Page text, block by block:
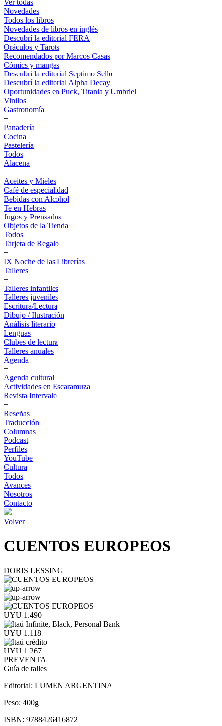
Ver todas
Novedades
Todos los libros
Novedades de libros en inglés
Descubrí la editorial FERA
Oráculos y Tarots
Recomendados por Marcos Casas
Cómics y mangas
Descubri la editorial Septimo Sello
Descubrí la editorial Alpha Decay
Oportunidades en Puck, Titania y Umbriel
Vinilos
Gastronomía
+
Panadería
Cocina
Pastelería
Todos
Alacena
+
Aceites y Mieles
Café de especialidad
Bebidas con Alcohol
Te en Hebras
Jugos y Prensados
Objetos de la Tienda
Todos
Tarjeta de Regalo
+
IX Noche de las Librerías
Talleres
+
Talleres infantiles
Talleres juveniles
Escritura/Lectura
Dibujo / Ilustración
Análisis literario
Lenguas
Clubes de lectura
Talleres anuales
Agenda
+
Agenda cultural
Actividades en Escaramuza
Revista Intervalo
+
Reseñas
Traducción
Columnas
Podcast
Perfiles
YouTube
Cultura
Todos
Avances
Nosotros
Contacto
Volver
CUENTOS EUROPEOS
DORIS LESSING
UYU 1.490
UYU 1.118
UYU 1.267
PREVENTA
Guía de talles
Editorial: LUMEN ARGENTINA
Peso: 400g
ISBN: 9788426416872